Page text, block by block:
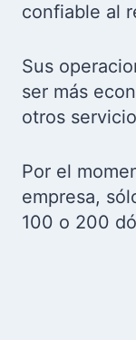
confiable al
Sus
ser más
otros
Por el
empresa,
100 o 200